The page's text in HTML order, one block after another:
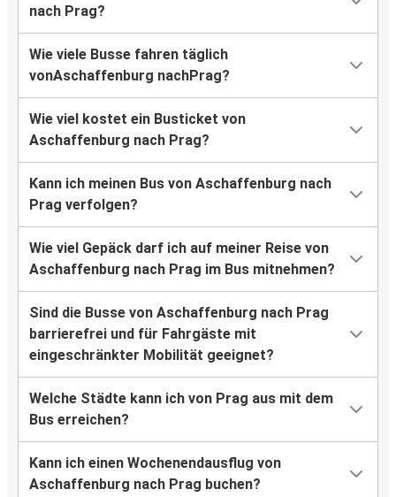
nach Prag?
Wie viele Busse fahren täglich
vonAschaffenburg nachPrag?
Wie viel kostet ein Busticket von
Aschaffenburg nach Prag?
Kann ich meinen Bus von Aschaffenburg nach
Prag verfolgen?
Wie viel Gepäck darf ich auf meiner Reise von
Aschaffenburg nach Prag im Bus mitnehmen?
Sind die Busse von Aschaffenburg nach Prag
barrierefrei und für Fahrgäste mit
eingeschränkter Mobilität geeignet?
Welche Städte kann ich von Prag aus mit dem
Bus erreichen?
Kann ich einen Wochenendausflug von
Aschaffenburg nach Prag buchen?